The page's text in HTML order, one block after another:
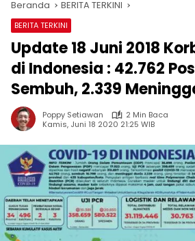
Beranda BERITA TERKINI
BERITA TERKINI
Update 18 Juni 2018
di Indonesia : 42.762
Sembuh, 2.339
Poppy Setiawan
2 Min Baca
Kamis, Juni 18 2020 21:25 WIB